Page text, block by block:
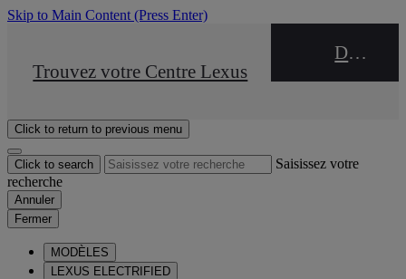
Skip to Main Content (Press Enter)
STOP DRIVE Takata
Trouvez votre Centre Lexus
DEALER NAME
Click to return to previous menu
Click to search
Saisissez votre
recherche
Annuler
Fermer
MODÈLES
LEXUS ELECTRIFIED